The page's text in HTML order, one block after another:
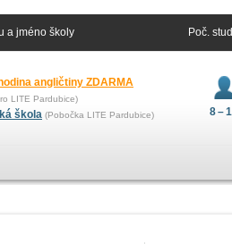
a jméno školy Poč.
angličtiny ZDARMA
LITE Pardubice)
škola (Pobočka LITE Pardubice) 8 –